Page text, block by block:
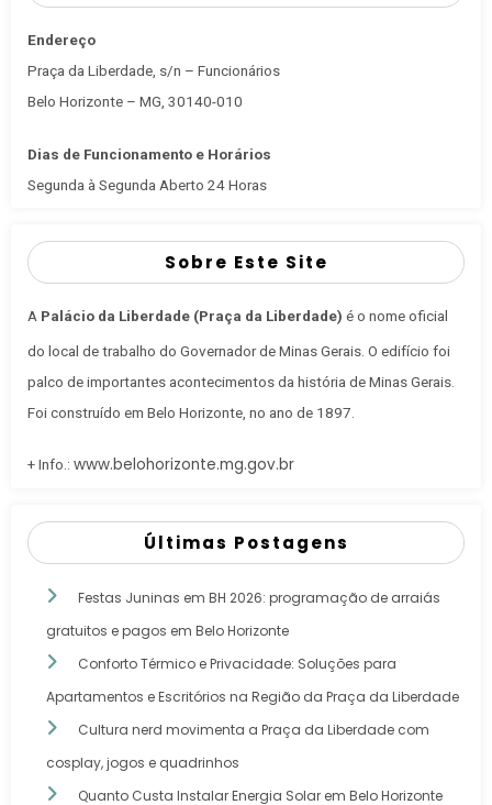
Endereço
Praça da Liberdade, s/n – Funcionários
Belo Horizonte – MG, 30140-010
Dias de Funcionamento e Horários
Segunda à Segunda Aberto 24 Horas
Sobre Este Site
A Palácio da Liberdade (Praça da Liberdade) é o nome oficial
do local de trabalho do Governador de Minas Gerais . O edifício foi
palco de importantes acontecimentos da história de Minas Gerais.
Foi construído em Belo Horizonte, no ano de 1897.
+ Info.: www.belohorizonte.mg.gov.br
Últimas Postagens
Festas Juninas em BH 2026: programação de arraiás
gratuitos e pagos em Belo Horizonte
Conforto Térmico e Privacidade: Soluções para
Apartamentos e Escritórios na Região da Praça da Liberdade
Cultura nerd movimenta a Praça da Liberdade com
cosplay, jogos e quadrinhos
Quanto Custa Instalar Energia Solar em Belo Horizonte